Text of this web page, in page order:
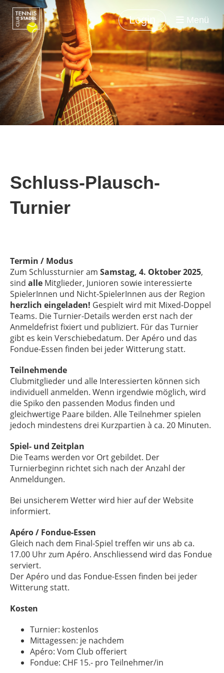
Login Menü
Schluss-Plausch-
Turnier
Termin / Modus
Zum Schlussturnier am Samstag, 4. Oktober 2025,
sind alle Mitglieder, Junioren sowie interessierte
SpielerInnen und Nicht-SpielerInnen aus der Region
herzlich eingeladen! Gespielt wird mit Mixed-Doppel
Teams. Die Turnier-Details werden erst nach der
Anmeldefrist fixiert und publiziert. Für das Turnier
gibt es kein Verschiebedatum. Der Apéro und das
Fondue-Essen finden bei jeder Witterung statt.
Teilnehmende
Clubmitglieder und alle Interessierten können sich
individuell anmelden. Wenn irgendwie möglich, wird
die Spiko den passenden Modus finden und
gleichwertige Paare bilden. Alle Teilnehmer spielen
jedoch mindestens drei Kurzpartien à ca. 20 Minuten.
Spiel- und Zeitplan
Die Teams werden vor Ort gebildet. Der
Turnierbeginn richtet sich nach der Anzahl der
Anmeldungen.
Bei unsicherem Wetter wird hier auf der Website
informiert.
Apéro / Fondue-Essen
Gleich nach dem Final-Spiel treffen wir uns ab ca.
17.00 Uhr zum Apéro. Anschliessend wird das Fondue
serviert.
Der Apéro und das Fondue-Essen finden bei jeder
Witterung statt.
Kosten
Turnier: kostenlos
Mittagessen: je nachdem
Apéro: Vom Club offeriert
Fondue: CHF 15.- pro Teilnehmer/in